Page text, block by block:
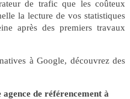
de trafic que les coûteux
la lecture de vos statistiques
après des premiers travaux
à Google, découvrez des
de référencement à